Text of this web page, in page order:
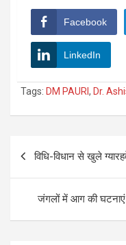
Facebook
LinkedIn
Tags: DM PAURI , Dr.
विधि-विधान से खुले
जंगलों में आग की